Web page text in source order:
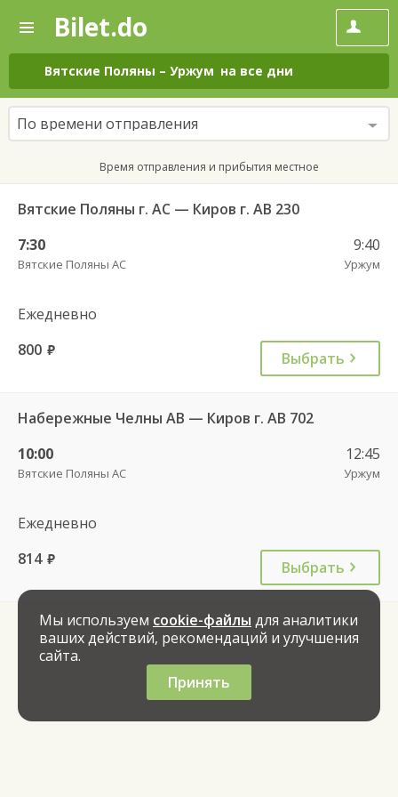
—
Поиск
и
покупка
билетов
на
автобус
онлайн
Bilet.do
Вятские Поляны – Уржум на все дни
По времени отправления
Время отправления и прибытия местное
Вятские Поляны г. АС — Киров г. АВ 230
7:30
Вятские Поляны АС
9:40
Уржум
Ежедневно
800 руб. Выбрать
Набережные Челны АВ — Киров г. АВ 702
10:00
Вятские Поляны АС
12:45
Уржум
Ежедневно
814 руб. Выбрать
Мы используем cookie-файлы для аналитики
ваших действий, рекомендаций и улучшения
сайта.
Принять